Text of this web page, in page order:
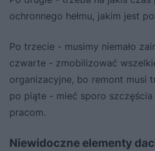
ochronnego hełmu, jakim jest
Po trzecie - musimy niemało
czwarte - zmobilizować
organizacyjne, bo remont musi
po piąte - mieć sporo
pracom.
Niewidoczne elementy